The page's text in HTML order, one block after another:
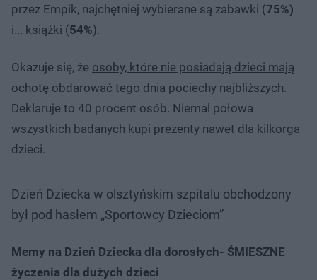
przez Empik, najchętniej wybierane są zabawki (75%)
i... książki (54%).
Okazuje się, że osoby, które nie posiadają dzieci mają
ochotę obdarować tego dnia pociechy najbliższych.
Deklaruje to 40 procent osób. Niemal połowa
wszystkich badanych kupi prezenty nawet dla kilkorga
dzieci.
Dzień Dziecka w olsztyńskim szpitalu obchodzony
był pod hasłem „Sportowcy Dzieciom”
Memy na Dzień Dziecka dla dorosłych- ŚMIESZNE
życzenia dla dużych dzieci